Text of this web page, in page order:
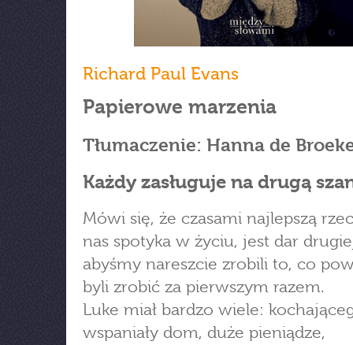
Richard Paul Evans
Papierowe marzenia
Tłumaczenie: Hanna de
Każdy zasługuje na drugą
Mówi się, że czasami najlepszą
nas spotyka w życiu, jest dar
abyśmy nareszcie zrobili to, co
byli zrobić za pierwszym razem.
Luke miał bardzo wiele:
wspaniały dom, duże pieniądze,